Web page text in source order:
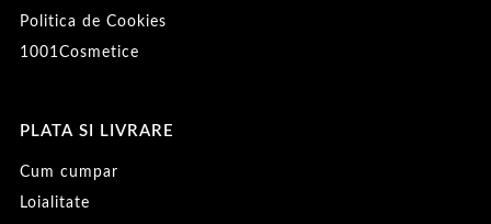
Politica de Cookies
1001Cosmetice
PLATA SI LIVRARE
Cum cumpar
Loialitate